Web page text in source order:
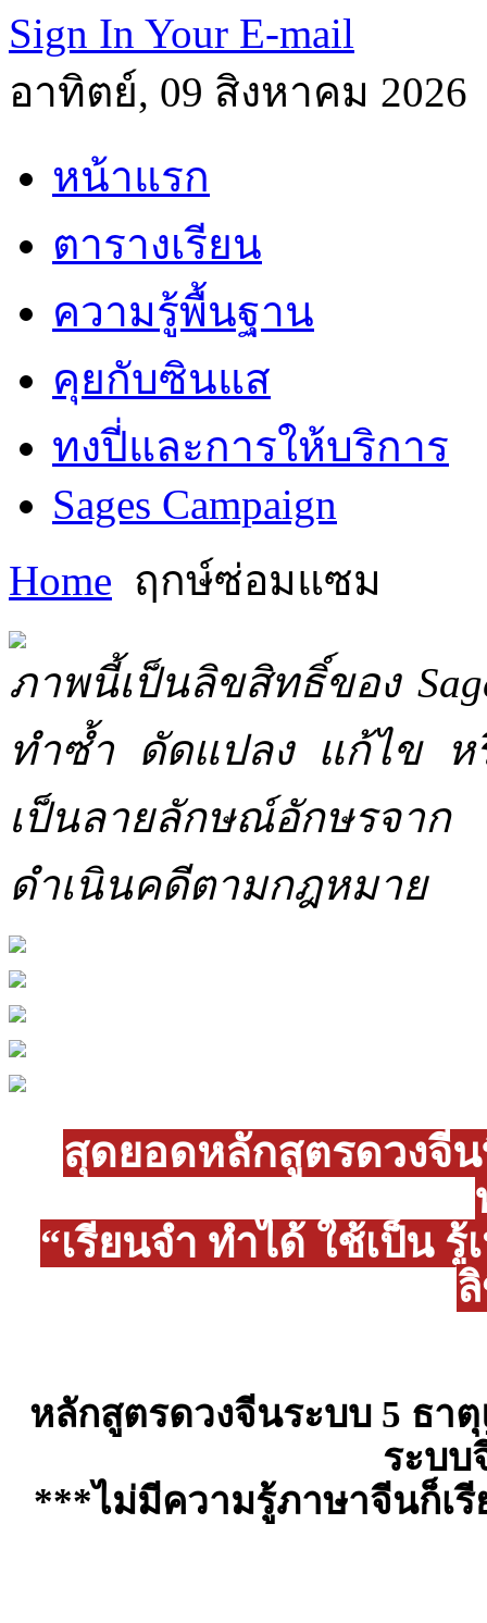
Sign In Your E-mail
อาทิตย์, 09 สิงหาคม 2026
หน้าแรก
ตารางเรียน
ความรู้พื้นฐาน
คุยกับซินแส
ทงปี่และการให้บริการ
Sages Campaign
Home ฤกษ์ซ่อมแซม
ภาพนี้เป็นลิขสิทธิ์ของ
ทำซ้ำ ดัดแปลง แก้ไข ห
เป็นลายลักษณ์อักษรจาก
ดำเนินคดีตามกฎหมาย
สุดยอดหลักสูตรดวงจี
“เรียนจำ ทำได้ ใช้เป็น
หลักสูตรดวงจีนระบบ 5 ธา
ระบบ
***ไม่มีความรู้ภาษาจีนก็เ